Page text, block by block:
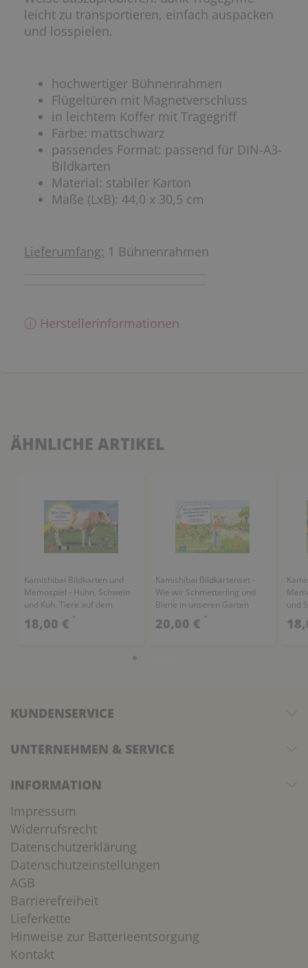
leicht zu transportieren, einfach auspacken
und losspielen.
hochwertiger Bühnenrahmen
Flügeltüren mit Magnetverschluss
in leichtem Koffer mit Tragegriff
Farbe: mattschwarz
passendes Format: passend für DIN-A3-
Bildkarten
Material: stabiler Karton
Maße (LxB): 44,0 x 30,5 cm
Lieferumfang: 1 Bühnenrahmen
ⓘ Herstellerinformationen
ÄHNLICHE ARTIKEL
Kamishibai Bildkarten und
Memospiel - Huhn, Schwein
und Kuh. Tiere auf dem
Bauernhof
18,00 € *
Kamishibai Bildkartenset -
Wie wir Schmetterling und
Biene in unseren Garten
locken
20,00 € *
Memospiel
und
KUNDENSERVICE
UNTERNEHMEN & SERVICE
INFORMATION
Impressum
Widerrufsrecht
Datenschutzerklärung
Datenschutzeinstellungen
AGB
Barrierefreiheit
Lieferkette
Hinweise zur Batterieentsorgung
Kontakt